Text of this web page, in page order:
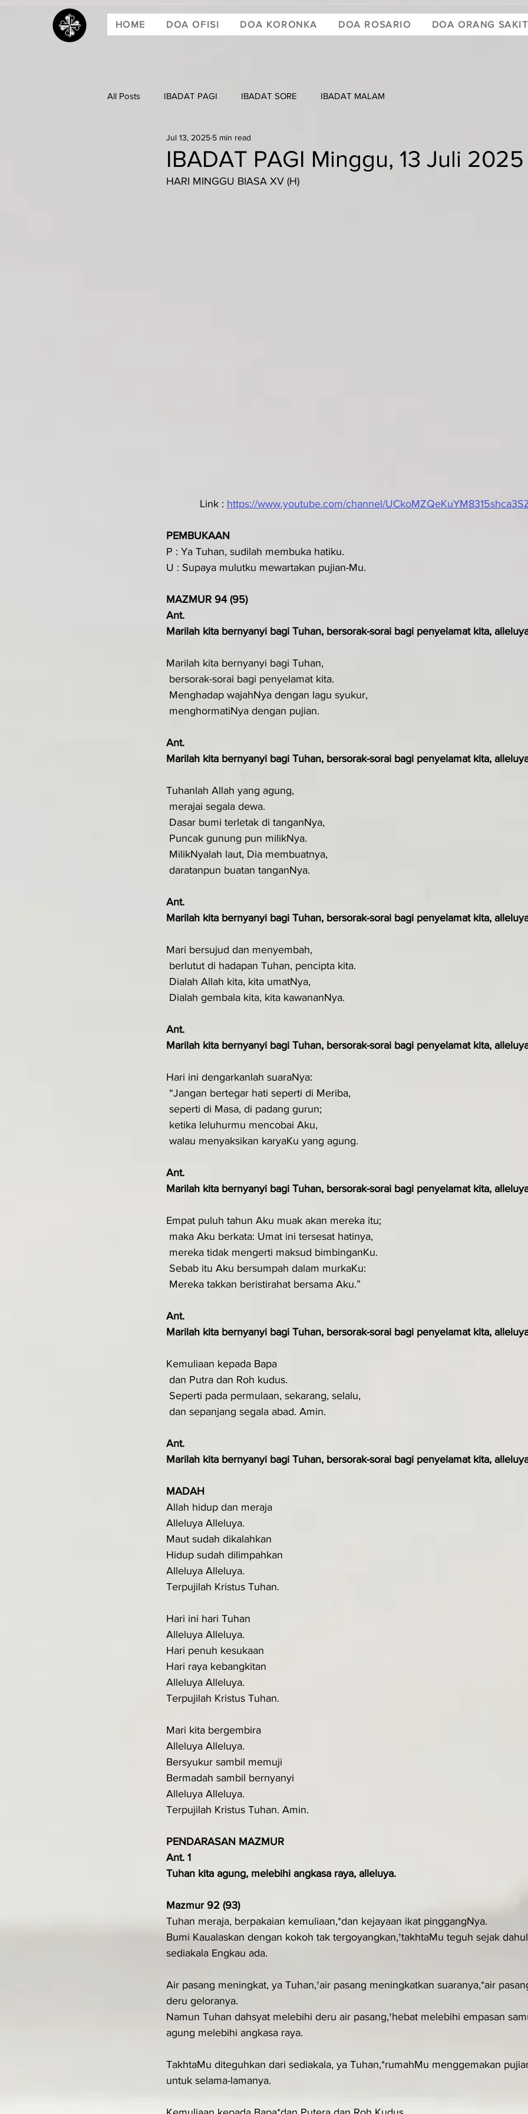
HOME DOA OFISI DOA KORONKA DOA ROSARIO DOA ORANG SAKIT
All Posts IBADAT PAGI IBADAT SORE IBADAT MALAM
IBADAT PAGI Minggu, 13 Juli 2025
Jul 13, 2025 5 min read
HARI MINGGU BIASA XV (H)
Link : https://www.youtube.com/channel/
PEMBUKAAN
P : Ya Tuhan, sudilah membuka hatiku.
U : Supaya mulutku mewartakan pujian-Mu.
MAZMUR 94 (95)
Ant.
Marilah kita bernyanyi bagi Tuhan, bersorak-sorai bagi penyelamat kita,
Marilah kita bernyanyi bagi Tuhan,
bersorak-sorai bagi penyelamat kita.
Menghadap wajahNya dengan lagu syukur,
menghormatiNya dengan pujian.
Ant.
Marilah kita bernyanyi bagi Tuhan, bersorak-sorai bagi penyelamat kita,
Tuhanlah Allah yang agung,
merajai segala dewa.
Dasar bumi terletak di tanganNya,
Puncak gunung pun milikNya.
MilikNyalah laut, Dia membuatnya,
daratanpun buatan tanganNya.
Ant.
Marilah kita bernyanyi bagi Tuhan, bersorak-sorai bagi penyelamat kita,
Mari bersujud dan menyembah,
berlutut di hadapan Tuhan, pencipta kita.
Dialah Allah kita, kita umatNya,
Dialah gembala kita, kita kawananNya.
Ant.
Marilah kita bernyanyi bagi Tuhan, bersorak-sorai bagi penyelamat kita,
Hari ini dengarkanlah suaraNya:
“Jangan bertegar hati seperti di Meriba,
seperti di Masa, di padang gurun;
ketika leluhurmu mencobai Aku,
walau menyaksikan karyaKu yang agung.
Ant.
Marilah kita bernyanyi bagi Tuhan, bersorak-sorai bagi penyelamat kita,
Empat puluh tahun Aku muak akan mereka itu;
maka Aku berkata: Umat ini tersesat hatinya,
mereka tidak mengerti maksud bimbinganKu.
Sebab itu Aku bersumpah dalam murkaKu:
Mereka takkan beristirahat bersama Aku.”
Ant.
Marilah kita bernyanyi bagi Tuhan, bersorak-sorai bagi penyelamat kita,
Kemuliaan kepada Bapa
dan Putra dan Roh kudus.
Seperti pada permulaan, sekarang, selalu,
dan sepanjang segala abad. Amin.
Ant.
Marilah kita bernyanyi bagi Tuhan, bersorak-sorai bagi penyelamat kita,
MADAH
Allah hidup dan meraja
Alleluya Alleluya.
Maut sudah dikalahkan
Hidup sudah dilimpahkan
Alleluya Alleluya.
Terpujilah Kristus Tuhan.
Hari ini hari Tuhan
Alleluya Alleluya.
Hari penuh kesukaan
Hari raya kebangkitan
Alleluya Alleluya.
Terpujilah Kristus Tuhan.
Mari kita bergembira
Alleluya Alleluya.
Bersyukur sambil memuji
Bermadah sambil bernyanyi
Alleluya Alleluya.
Terpujilah Kristus Tuhan. Amin.
PENDARASAN MAZMUR
Ant. 1
Tuhan kita agung, melebihi angkasa raya, alleluya.
Mazmur 92 (93)
Tuhan meraja, berpakaian kemuliaan,*dan kejayaan ikat pinggangNya.
Bumi Kaualaskan dengan kokoh tak tergoyangkan,†takhtaMu teguh sejak
sediakala Engkau ada.
Air pasang meningkat, ya Tuhan,†air pasang meningkatkan suaranya,*air
deru geloranya.
Namun Tuhan dahsyat melebihi deru air pasang,†hebat melebihi empasan
agung melebihi angkasa raya.
TakhtaMu diteguhkan dari sediakala, ya Tuhan,*rumahMu menggemakan
untuk selama-lamanya.